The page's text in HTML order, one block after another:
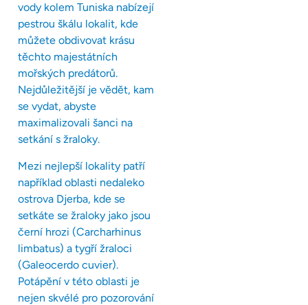
vody kolem Tuniska nabízejí
pestrou škálu lokalit, kde
můžete obdivovat krásu
těchto majestátních
mořských predátorů.
Nejdůležitější je vědět, kam
se vydat, abyste
maximalizovali šanci na
setkání s žraloky.
Mezi nejlepší lokality patří
například oblasti nedaleko
ostrova Djerba, kde se
setkáte se žraloky jako jsou
černí hrozi (Carcharhinus
limbatus) a tygří žraloci
(Galeocerdo cuvier).
Potápění v této oblasti je
nejen skvélé pro pozorování